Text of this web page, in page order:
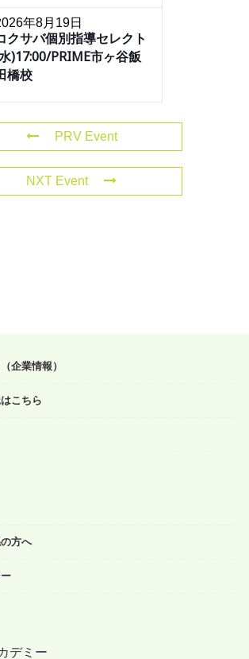
年8月19日
クサバ個別指導セレクト
)17:00/PRIME市ヶ谷飯
橋校
PRV Event
NXT Event
企業情報）
こちら
方へ